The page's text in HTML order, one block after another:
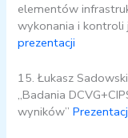
elementów
wykonania i kontroli
prezentacji
15. Łukasz
„Badania
wyników”